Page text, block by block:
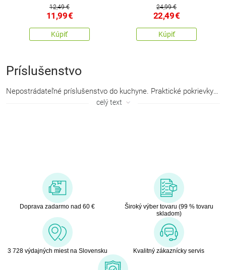
12,49 €
11,99€
Kúpiť
24,99 €
22,49€
Kúpiť
Príslušenstvo
Nepostrádateľné príslušenstvo do kuchyne. Praktické pokrievkyvo
celý text
Doprava zadarmo nad 60 €
Široký výber tovaru (99 % tovaru
skladom)
3 728 výdajných miest na Slovensku Kvalitný zákaznícky servis